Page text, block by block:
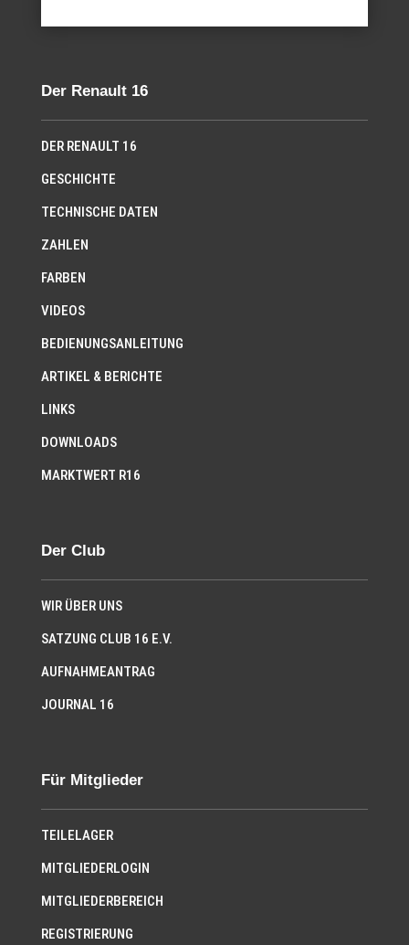
Der Renault 16
DER RENAULT 16
GESCHICHTE
TECHNISCHE DATEN
ZAHLEN
FARBEN
VIDEOS
BEDIENUNGSANLEITUNG
ARTIKEL & BERICHTE
LINKS
DOWNLOADS
MARKTWERT R16
Der Club
WIR ÜBER UNS
SATZUNG CLUB 16 E.V.
AUFNAHMEANTRAG
JOURNAL 16
Für Mitglieder
TEILELAGER
MITGLIEDERLOGIN
MITGLIEDERBEREICH
REGISTRIERUNG